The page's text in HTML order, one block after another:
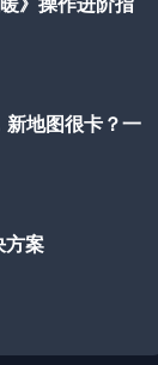
地图很卡？一
方案